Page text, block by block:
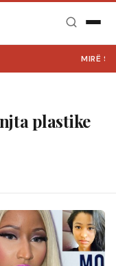
MIRË SE
plastike